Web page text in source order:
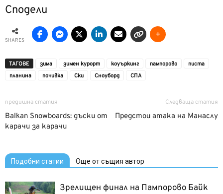
Сподели
SHARES
ТАГОВЕ зима зимен курорт коуъркинг пампорово
писта
планина
почивка Ски Сноуборд СПА
предишна статия
Balkan Snowboards: дъски от
карачи за карачи
Следваща статия
Предстои атака на Манаслу
Подобни статии Още от същия автор
Зрелищен финал на Пампорово Байк